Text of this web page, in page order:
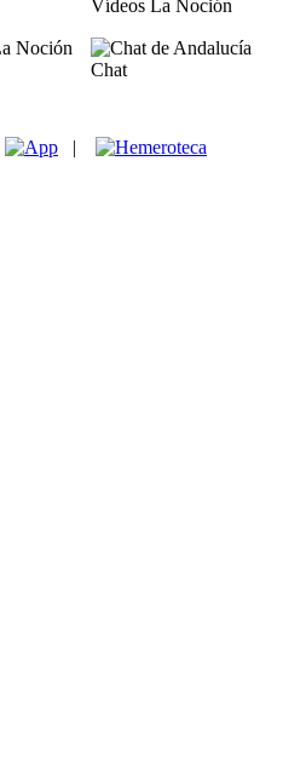
Vídeos La Noción
Chat
|